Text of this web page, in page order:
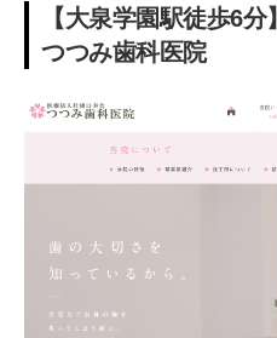
【大泉学園駅徒歩6
つつみ歯科医院